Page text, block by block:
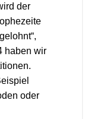
der
haben wir
oder